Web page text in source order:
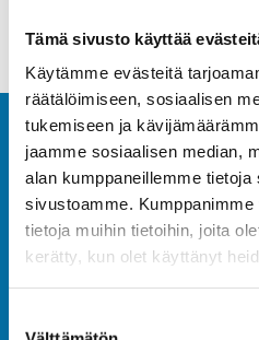
Tämä sivusto käyttää
Käytämme evästeitä
räätälöimiseen, sosiaalisen
tukemiseen ja
jaamme sosiaalisen median,
alan kumppaneillemme
sivustoamme.
tietoja muihin tietoihin, joita
kerätty, kun olet käyttänyt
Tilaa
sinulle